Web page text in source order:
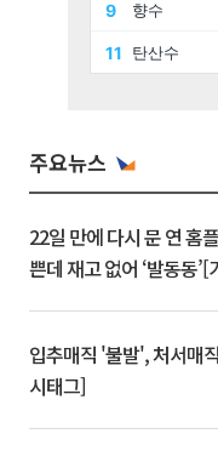
주요뉴스
22일 만에 다시 문 연 홈
쁜데 재고 없어 ‘발동동’[
입추매직 '불발', 처서매
시태그]